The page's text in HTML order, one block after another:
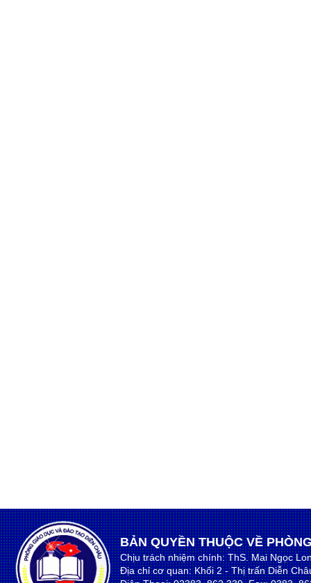
BẢN QUYỀN THUỘC VỀ
Chịu trách nhiệm chính: ThS. Mai Ngọc
Địa chỉ cơ quan: Khối 2 - Thị trấn Diễn